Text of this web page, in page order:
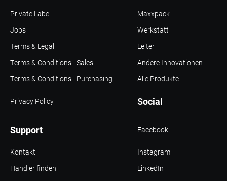
Support
Social
Terms & Legal
Terms & Conditions - Sales
Terms & Conditions - Purchasing
Privacy Policy
Jobs
Private Label
Kontakt
Händler finden
Maxxpack
Werkstatt
Leiter
Alle Produkte
Andere Innovationen
Facebook
LinkedIn
Instagram